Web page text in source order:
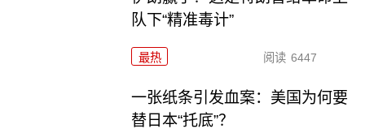
队下“精准毒计”
最热 阅读 6447
一张纸条引发血案：美国为何要
替日本“托底”？